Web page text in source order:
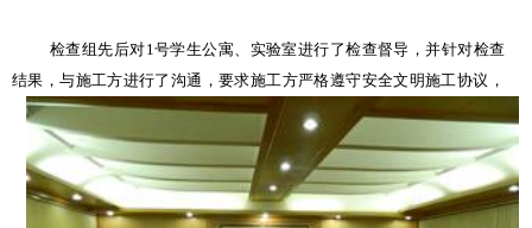
检查组先后对1号学生公寓、实验室进行了检查督导，并针对检查
结果，与施工方进行了沟通，要求施工方严格遵守安全文明施工协议，